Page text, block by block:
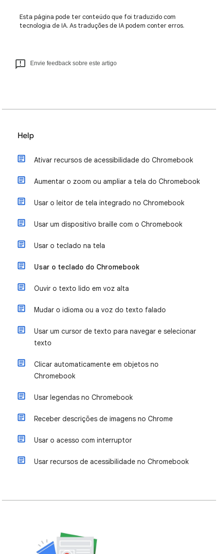
Esta página pode ter conteúdo que foi traduzido com
tecnologia de IA. As traduções de IA podem conter erros.
Envie feedback sobre este artigo
Help
Ativar recursos de acessibilidade do Chromebook
Aumentar o zoom ou ampliar a tela do Chromebook
Usar o leitor de tela integrado no Chromebook
Usar um dispositivo braille com o Chromebook
Usar o teclado na tela
Usar o teclado do Chromebook
Ouvir o texto lido em voz alta
Mudar o idioma ou a voz do texto falado
Usar um cursor de texto para navegar e selecionar
texto
Clicar automaticamente em objetos no
Chromebook
Usar legendas no Chromebook
Receber descrições de imagens no Chrome
Usar o acesso com interruptor
Usar recursos de acessibilidade no Chromebook